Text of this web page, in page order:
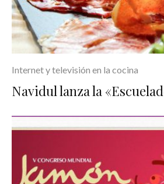
Internet y televisión en la cocina
Navidul lanza la